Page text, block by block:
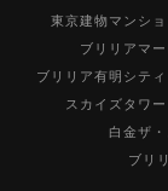
東京建物マンシ
ブリリアマ
ブリリア有明シテ
スカイズタワ
白金ザ
ブリ